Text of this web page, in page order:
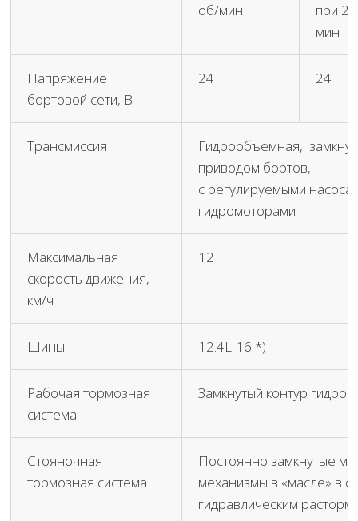
об/мин
при
мин
Напряжение
бортовой сети, В
24 24
Трансмиссия
Гидрообъемная,
приводом бортов,
с регулируемыми
гидромоторами
Максимальная
скорость движения,
км/ч
12
Шины 12.4L-16 *)
Рабочая тормозная
система
Замкнутый контур
Стояночная
тормозная система
Постоянно замкнутые
механизмы в «масле» в
гидравлическим